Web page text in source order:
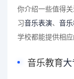
你介绍一些值得
习音乐表演、 音
学校都能提供相应
音乐教育